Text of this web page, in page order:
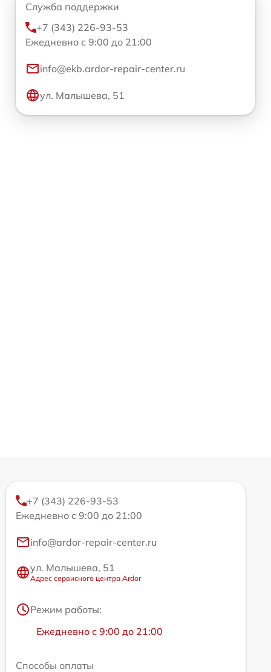
Служба поддержки
+7 (343) 226-93-53
Ежедневно с 9:00 до 21:00
info@ekb.ardor-repair-center.ru
ул. Малышева, 51
+7 (343) 226-93-53
Ежедневно с 9:00 до 21:00
info@ardor-repair-center.ru
ул. Малышева, 51
Адрес сервисного центра Ardor
Режим работы:
Ежедневно с 9:00 до 21:00
Способы оплаты